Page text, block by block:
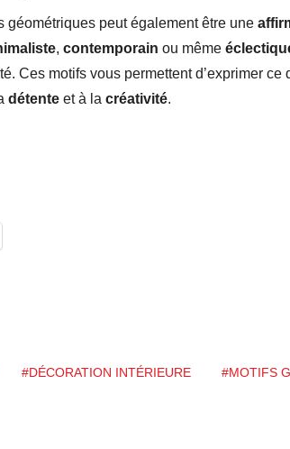
géométriques peut également être une
, contemporain ou même
Ces motifs vous permettent d’exprimer
détente et à la créativité.
#DÉCORATION INTÉRIEURE #MOTIFS